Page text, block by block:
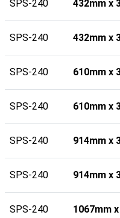
SPS-240 432mm x
SPS-240 432mm x
SPS-240 610mm x
SPS-240 610mm x
SPS-240 914mm x
SPS-240 914mm x
SPS-240 1067mm